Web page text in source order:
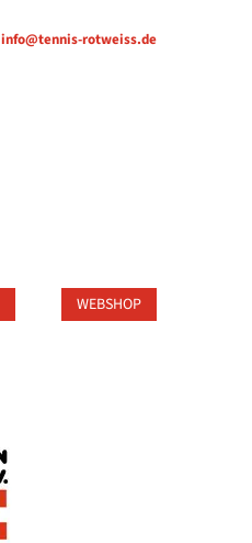
info@tennis-rotweiss.de
WEBSHOP